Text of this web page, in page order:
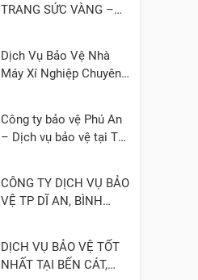
TRANG SỨC VÀNG –
Dịch Vụ Bảo Vệ Nhà
Máy Xí Nghiệp Chuyên
Công ty bảo vệ Phú An
– Dịch vụ bảo vệ tại TP.
Nai, Cần Thơ, Long An
CÔNG TY DỊCH VỤ BẢO
VỆ TP DĨ AN, BÌNH
DỊCH VỤ BẢO VỆ TỐT
NHẤT TẠI BẾN CÁT,